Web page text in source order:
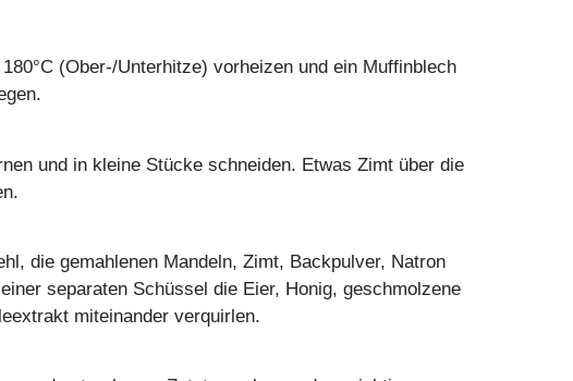
(Ober-/Unterhitze) vorheizen und ein Muffinblech
und in kleine Stücke schneiden. Etwas Zimt über die
die gemahlenen Mandeln, Zimt, Backpulver, Natron
separaten Schüssel die Eier, Honig, geschmolzene
miteinander verquirlen.